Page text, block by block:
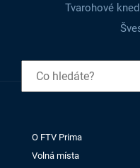
Tvarohové
O FTV Prima
Volná místa